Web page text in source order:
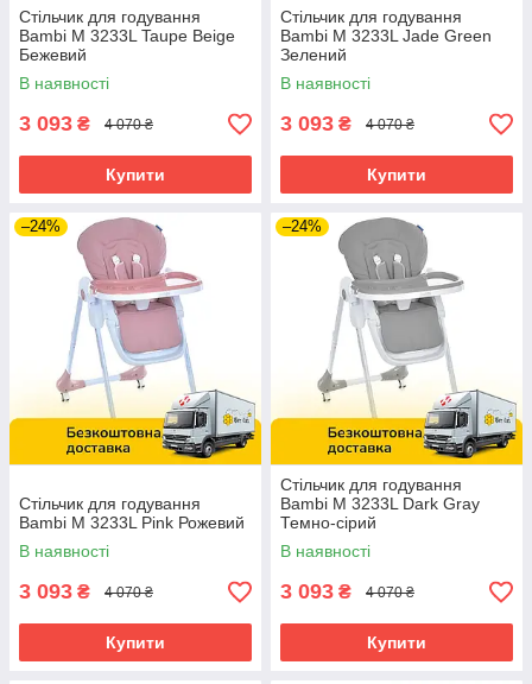
Стільчик для годування
Bambi M 3233L Taupe Beige
Бежевий
В наявності
3 093 ₴ 4 070 ₴
Купити
Стільчик для годування
Bambi M 3233L Jade Green
Зелений
В наявності
3 093 ₴ 4 070 ₴
Купити
–24%
Стільчик для годування
Bambi M 3233L Pink Рожевий
В наявності
3 093 ₴ 4 070 ₴
Купити
–24%
Стільчик для годування
Bambi M 3233L Dark Gray
Темно-сірий
В наявності
3 093 ₴ 4 070 ₴
Купити